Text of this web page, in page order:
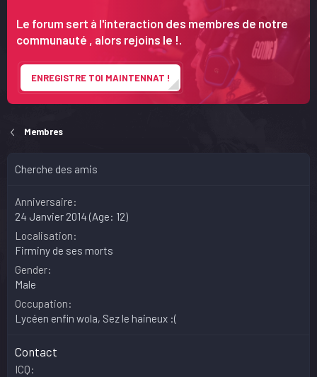
Le forum sert à l'interaction des membres de notre
communauté , alors rejoins le !.
ENREGISTRE TOI MAINTENNAT !
Membres
Cherche des amis
Anniversaire
24 Janvier 2014 (Age: 12)
Localisation
Firminy de ses morts
Gender
Male
Occupation
Lycéen enfin wola, Sez le haineux :(
Contact
ICQ